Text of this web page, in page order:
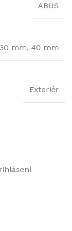
ABUS
mm, 40 mm
Exteriér